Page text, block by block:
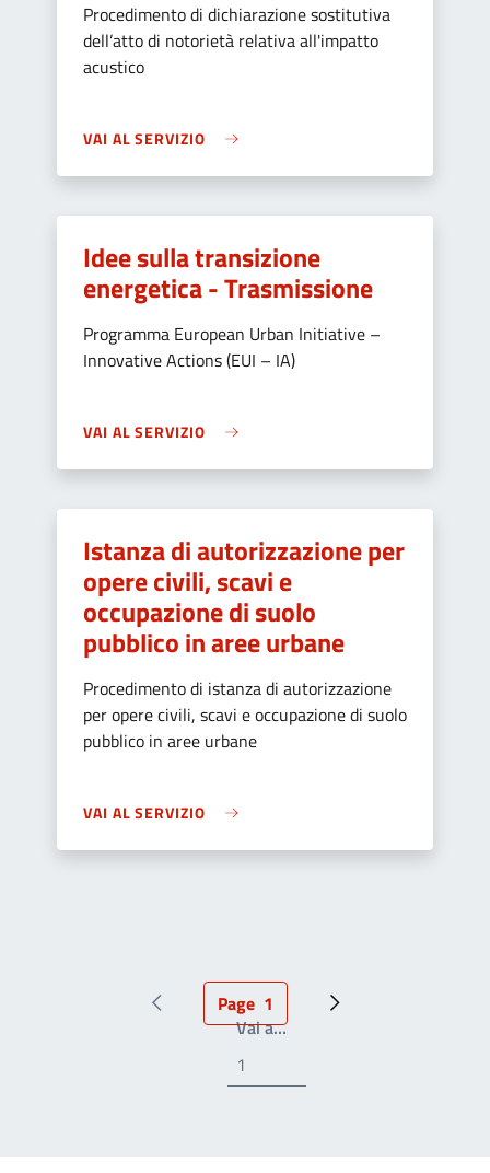
Procedimento di dichiarazione sostitutiva
dell’atto di notorietà relativa all'impatto
acustico
VAI AL SERVIZIO
Idee sulla transizione
energetica - Trasmissione
Programma European Urban Initiative –
Innovative Actions (EUI – IA)
VAI AL SERVIZIO
Istanza di autorizzazione per
opere civili, scavi e
occupazione di suolo
pubblico in aree urbane
Procedimento di istanza di autorizzazione
per opere civili, scavi e occupazione di suolo
pubblico in aree urbane
VAI AL SERVIZIO
Pagina precedentePagina attuale
Page 1 Prossima pagina
Vai a…Write the page number